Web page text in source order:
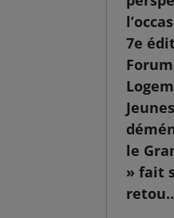
7e
Forum
le
» fait